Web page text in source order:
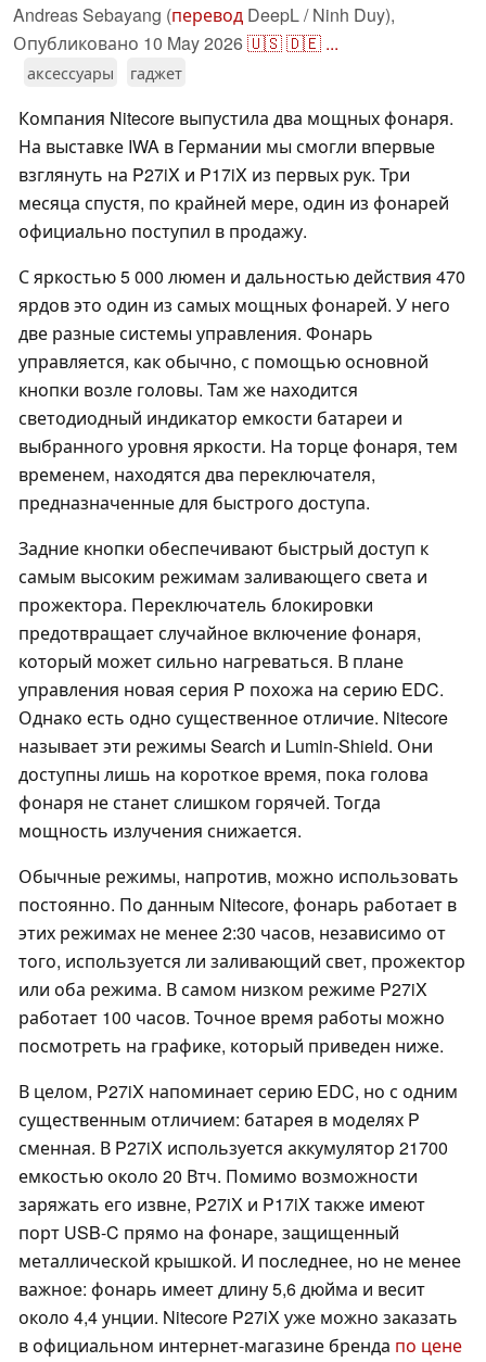
Andreas Sebayang (перевод DeepL / Ninh Duy),
Опубликовано 10 May 2026🇺🇸🇩🇪 ...
аксессуары гаджет
Компания Nitecore выпустила два мощных фонаря.
На выставке IWA в Германии мы смогли впервые
взглянуть на P27iX и P17iX из первых рук. Три
месяца спустя, по крайней мере, один из фонарей
официально поступил в продажу.
С яркостью 5 000 люмен и дальностью действия 470
ярдов это один из самых мощных фонарей. У него
две разные системы управления. Фонарь
управляется, как обычно, с помощью основной
кнопки возле головы. Там же находится
светодиодный индикатор емкости батареи и
выбранного уровня яркости. На торце фонаря, тем
временем, находятся два переключателя,
предназначенные для быстрого доступа.
Задние кнопки обеспечивают быстрый доступ к
самым высоким режимам заливающего света и
прожектора. Переключатель блокировки
предотвращает случайное включение фонаря,
который может сильно нагреваться. В плане
управления новая серия P похожа на серию EDC.
Однако есть одно существенное отличие. Nitecore
называет эти режимы Search и Lumin-Shield. Они
доступны лишь на короткое время, пока голова
фонаря не станет слишком горячей. Тогда
мощность излучения снижается.
Обычные режимы, напротив, можно использовать
постоянно. По данным Nitecore, фонарь работает в
этих режимах не менее 2:30 часов, независимо от
того, используется ли заливающий свет, прожектор
или оба режима. В самом низком режиме P27iX
работает 100 часов. Точное время работы можно
посмотреть на графике, который приведен ниже.
В целом, P27iX напоминает серию EDC, но с одним
существенным отличием: батарея в моделях P
сменная. В P27iX используется аккумулятор 21700
емкостью около 20 Втч. Помимо возможности
заряжать его извне, P27iX и P17iX также имеют
порт USB-C прямо на фонаре, защищенный
металлической крышкой. И последнее, но не менее
важное: фонарь имеет длину 5,6 дюйма и весит
около 4,4 унции. Nitecore P27iX уже можно заказать
в официальном интернет-магазине бренда по цене